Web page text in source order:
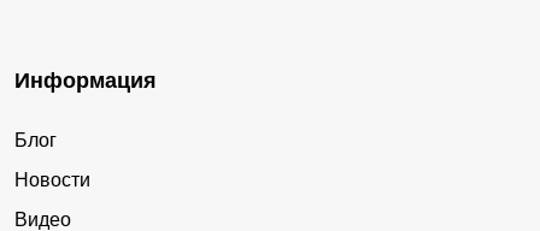
Информация
Блог
Новости
Видео